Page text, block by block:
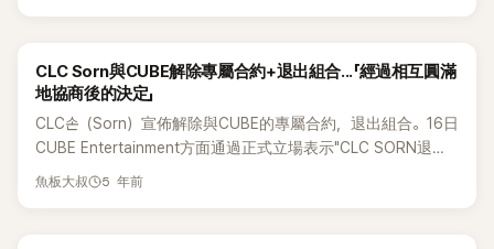
加上她本人疑似主動要求移除網路資訊，許多粉絲也推測，她
在利用她！」&nbsp;《Queendom Puzzle》在爭議中首播！
Cherry Bullet 紫蘿壓倒性實力以一票之差險勝！Queendom
Puzzle用初動量＆一位數把藝人分等級！網暴怒：Mnet：
Mnet太惡劣&nbsp;
開始就一直很不怎麼樣··· 2.關於CLC，CUBE即使有十張嘴無
話可說！ 3.到後來覺得CLC主題定得很好， 原來那是成員們做
的啊...嗚 4.Cube呀...（G）-Idle全是田小娟親自制作真是萬幸
···真是鬱悶啊··· 5.成員構成真的是頂級的，再怎麼站穩腳跟的
經紀公司也很難召集到這樣7名外貌出衆、實力出衆的人。 6.
日，Elkie被發現IG上和子瑜的所有相關信息全部刪除，疑似是
為了避開敏感話題，現在提起子瑜的國旗事件仍然是不少人心
中的痛。這一舉動無疑引起網友關注和責罵，指責Elkie為了人
民幣拋棄好友，回中國發展後翻臉不認人，甚至有網友認為
Elkie一直在蹭子瑜的人氣。當然也有網友覺得Elkie的舉動沒有
CLC Sorn與CUBE解除專屬合約+退出組合...「經過相互圓滿
地協商後的決定」
CLC손（Sorn）宣佈解除與CUBE的專屬合約，退出組合。16日
CUBE Entertainment方面通過正式立場表示"CLC SORN退
出"。當天CUBE方面解釋說：「告知大家和所屬藝人孫的專屬合
魚板大叔 5 年前